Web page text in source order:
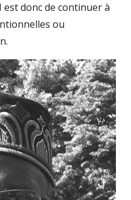
donc de continuer à
ou